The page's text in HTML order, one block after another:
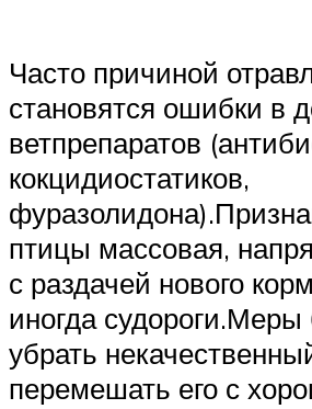
Часто причиной
становятся ошибки в
ветпрепаратов
кокцидиостатиков,
птицы массовая,
с раздачей нового
иногда
убрать
перемешать его с